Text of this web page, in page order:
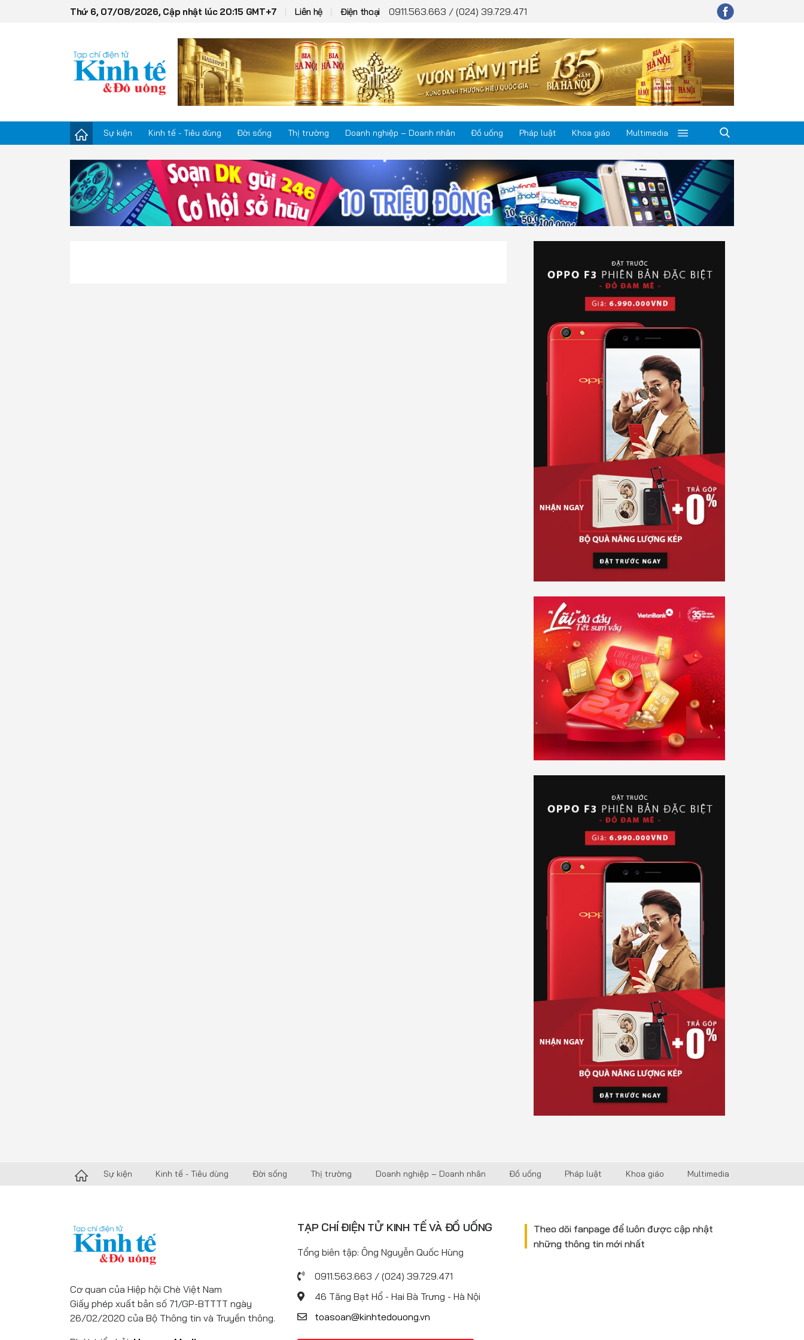
Thứ 6, 07/08/2026, Cập nhật lúc 20:15 GMT+7 Liên hệ Điện thoại 0911.563.663 / (024) 39.729.471
Sự kiện Kinh tế - Tiêu dùng Đời sống Thị trường Doanh nghiệp – Doanh nhân Đồ uống Pháp luật Khoa giáo Multimedia
Kinh tế - Tiêu dùng
Đời sống
Doanh nghiệp – Doanh nhân
Đồ uống
Khoa giáo
Multimedia
Sự kiện Kinh tế - Tiêu dùng Đời sống Thị trường Doanh nghiệp – Doanh nhân Đồ uống Pháp luật Khoa giáo Multimedia
Cơ quan của Hiệp hội Chè Việt Nam
Giấy phép xuất bản số 71/GP-BTTTT ngày
26/02/2020 của Bộ Thông tin và Truyền thông.
TẠP CHÍ ĐIỆN TỬ KINH TẾ VÀ ĐỒ UỐNG
Tổng biên tập: Ông Nguyễn Quốc Hùng
0911.563.663 / (024) 39.729.471
46 Tăng Bạt Hổ - Hai Bà Trưng - Hà Nội
toasoan@kinhtedouong.vn
Theo dõi fanpage để luôn được cập nhật
những thông tin mới nhất